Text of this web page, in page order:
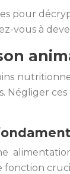
pour
vous à